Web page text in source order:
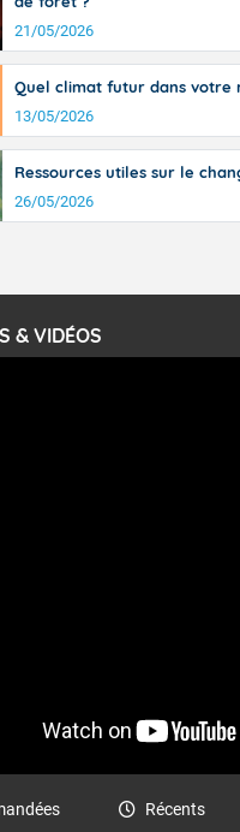
21/05/2026
Quel climat futur dans votre
13/05/2026
Ressources utiles sur le
26/05/2026
& VIDÉOS
Récents